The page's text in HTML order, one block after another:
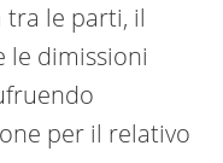
le parti, il
le dimissioni
per il relativo